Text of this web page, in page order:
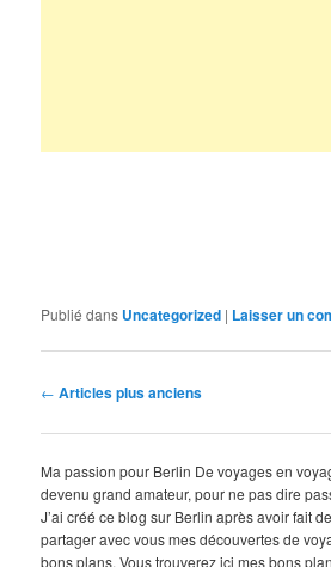
Publié dans Uncategorized | Laisser un
Navigation
articles
← Articles plus anciens
Ma passion pour Berlin De voyages en
devenu grand amateur, pour ne pas dire
J’ai créé ce blog sur Berlin après avoir fait
partager avec vous mes découvertes de
bons plans. Vous trouverez ici mes bons